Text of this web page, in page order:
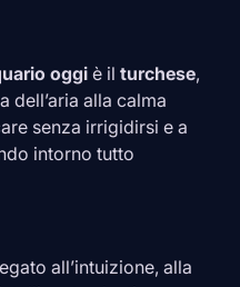
oggi è il turchese,
dell’aria alla calma
senza irrigidirsi e a
intorno tutto
all’intuizione, alla